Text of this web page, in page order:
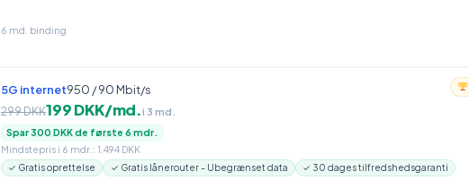
6 md. binding
5G internet950 / 90 Mbit/s
299 DKK199 DKK/md.i 3 md.
Spar 300 DKK de første 6 mdr.
Mindstepris i 6 mdr.: 1.494 DKK
✓ Gratis oprettelse ✓ Gratis lånerouter - Ubegrænset data ✓ 30 dages tilfredshedsgaranti